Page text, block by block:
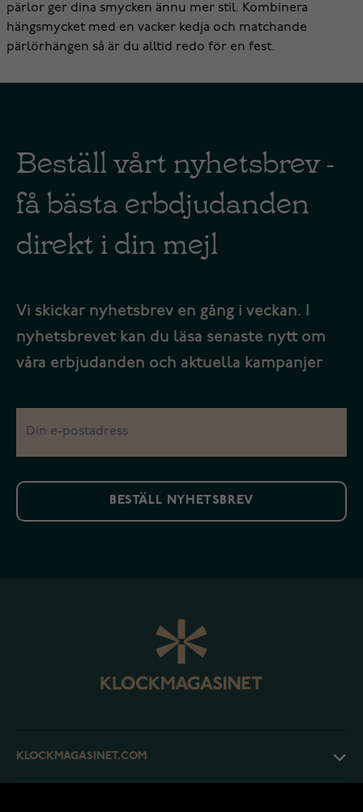
pärlor ger dina smycken ännu mer stil. Kombinera
hängsmycket med en vacker kedja och matchande
pärlörhängen så är du alltid redo för en fest.
Beställ vårt nyhetsbrev -
få bästa erbdjudanden
direkt i din mejl
Vi skickar nyhetsbrev en gång i veckan. I
nyhetsbrevet kan du läsa senaste nytt om
våra erbjudanden och aktuella kampanjer
BESTÄLL NYHETSBREV
KLOCKMAGASINET.COM